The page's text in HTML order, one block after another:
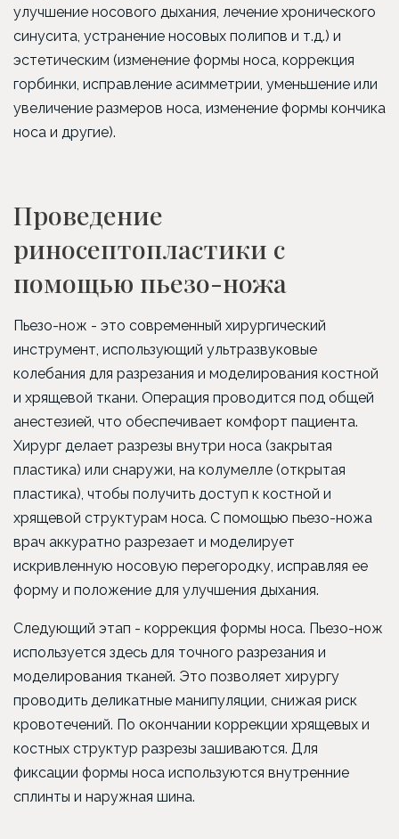
улучшение носового дыхания, лечение хронического
синусита, устранение носовых полипов и т.д.) и
эстетическим (изменение формы носа, коррекция
горбинки, исправление асимметрии, уменьшение или
увеличение размеров носа, изменение формы кончика
носа и другие).
Проведение
риносептопластики с
помощью пьезо-ножа
Пьезо-нож - это современный хирургический
инструмент, использующий ультразвуковые
колебания для разрезания и моделирования костной
и хрящевой ткани. Операция проводится под общей
анестезией, что обеспечивает комфорт пациента.
Хирург делает разрезы внутри носа (закрытая
пластика) или снаружи, на колумелле (открытая
пластика), чтобы получить доступ к костной и
хрящевой структурам носа. С помощью пьезо-ножа
врач аккуратно разрезает и моделирует
искривленную носовую перегородку, исправляя ее
форму и положение для улучшения дыхания.
Следующий этап - коррекция формы носа. Пьезо-нож
используется здесь для точного разрезания и
моделирования тканей. Это позволяет хирургу
проводить деликатные манипуляции, снижая риск
кровотечений. По окончании коррекции хрящевых и
костных структур разрезы зашиваются. Для
фиксации формы носа используются внутренние
сплинты и наружная шина.